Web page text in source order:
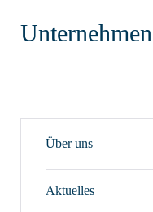
Unternehmen
Über uns
Aktuelles